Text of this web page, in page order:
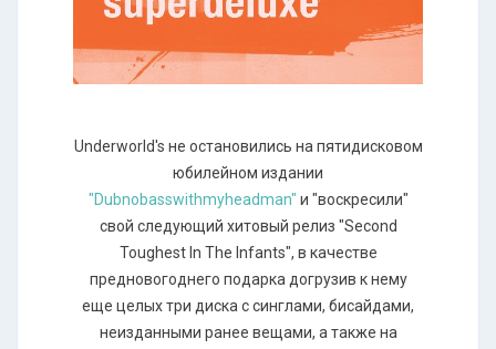
Underworld's не остановились на пятидисковом
юбилейном издании
"Dubnobasswithmyheadman" и "воскресили"
свой следующий хитовый релиз "Second
Toughest In The Infants", в качестве
предновогоднего подарка догрузив к нему
еще целых три диска с синглами, бисайдами,
неизданными ранее вещами, а также на